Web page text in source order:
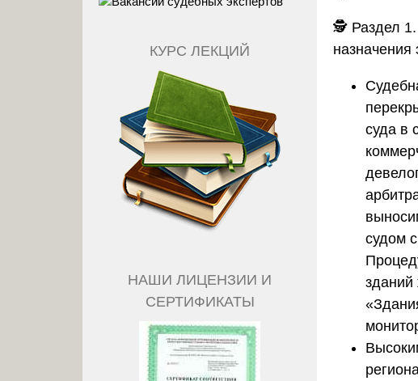
🕵️ Раздел
назначения
суда в
судом
зданий
КУРС ЛЕКЦИЙ
НАШИ ЛИЦЕНЗИИ И
СЕРТИФИКАТЫ